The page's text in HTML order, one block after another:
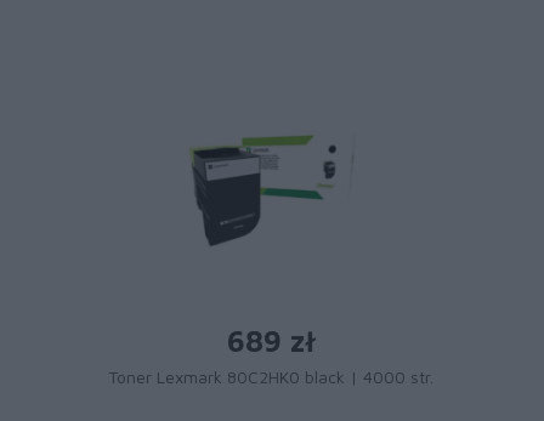
689 zł
Toner Lexmark 80C2HK0 black | 4000 str.